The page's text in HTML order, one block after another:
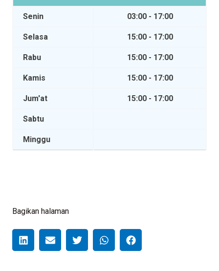
Senin 03:00 - 17:00
Selasa 15:00 - 17:00
Rabu 15:00 - 17:00
Kamis 15:00 - 17:00
Jum'at 15:00 - 17:00
Sabtu
Minggu
Bagikan halaman